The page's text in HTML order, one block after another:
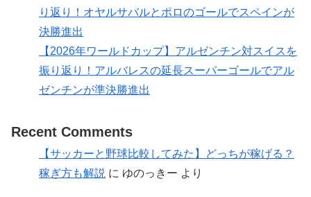
り返り！オヤルサバルとポロのゴールでスペインが
決勝進出
【2026年ワールドカップ】アルゼンチン対スイスを
振り返り！アルバレスの延長スーパーゴールでアル
ゼンチンが準決勝進出
Recent Comments
【サッカーと野球比較してみた】どっちが稼げる？
稼ぎ方も解説 に ゆのっきー より